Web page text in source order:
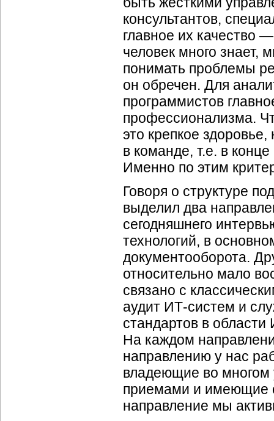
консультантов,
главное их качество
человек много знает,
понимать проблемы
он обречен. Для
программистов
профессионализма.
это крепкое
в команде, т.е. в
Именно по этим
Говоря о структуре
выделил два
сегодняшнего
технологий, в
документооборота.
относительно мало
связано с
аудит ИТ-систем и
стандартов в области
На каждом
направлению у нас
владеющие во многом
приемами и имеющие
направление мы